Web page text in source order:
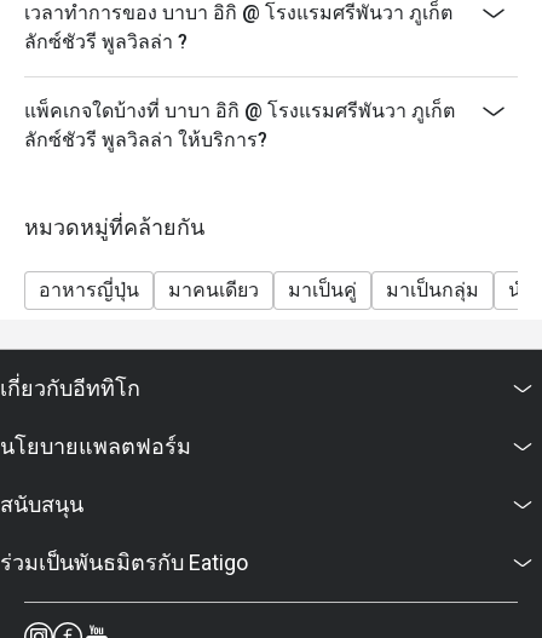
เวลาทำการของ บาบา อิกิ @ โรงแรมศรีพันวา ภูเก็ต
ลักซ์ชัวรี พูลวิลล่า ?
แพ็คเกจใดบ้างที่ บาบา อิกิ @ โรงแรมศรีพันวา ภูเก็ต
ลักซ์ชัวรี พูลวิลล่า ให้บริการ?
หมวดหมู่ที่คล้ายกัน
อาหารญี่ปุ่น มาคนเดียว มาเป็นคู่ มาเป็นกลุ่ม นำ
เกี่ยวกับอีททิโก
นโยบายแพลตฟอร์ม
สนับสนุน
ร่วมเป็นพันธมิตรกับ Eatigo